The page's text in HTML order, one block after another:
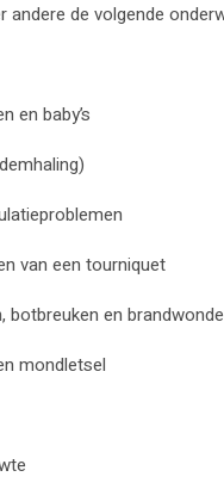
andere de volgende
en baby’s
van een tourniquet
botbreuken en
mondletsel